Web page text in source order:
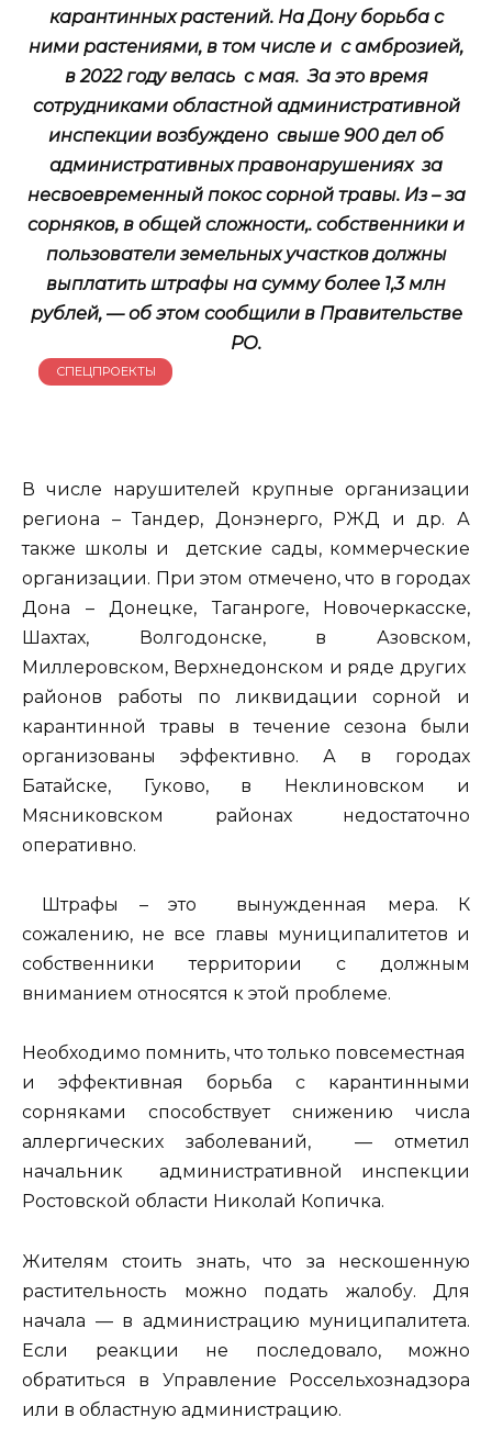
карантинных растений. На Дону борьба с
ними растениями, в том числе и с амброзией,
в 2022 году велась с мая. За это время
сотрудниками областной административной
инспекции возбуждено свыше 900 дел об
административных правонарушениях за
несвоевременный покос сорной травы. Из – за
сорняков, в общей сложности,. собственники и
пользователи земельных участков должны
выплатить штрафы на сумму более 1,3 млн
рублей, — об этом сообщили в Правительстве
РО.
СПЕЦПРОЕКТЫ
В числе нарушителей крупные организации
региона – Тандер, Донэнерго, РЖД и др. А
также школы и детские сады, коммерческие
организации. При этом отмечено, что в городах
Дона – Донецке, Таганроге, Новочеркасске,
Шахтах, Волгодонске, в Азовском,
Миллеровском, Верхнедонском и ряде других
районов работы по ликвидации сорной и
карантинной травы в течение сезона были
организованы эффективно. А в городах
Батайске, Гуково, в Неклиновском и
Мясниковском районах недостаточно
оперативно.
Штрафы – это вынужденная мера. К
сожалению, не все главы муниципалитетов и
собственники территории с должным
вниманием относятся к этой проблеме.
Необходимо помнить, что только повсеместная
и эффективная борьба с карантинными
сорняками способствует снижению числа
аллергических заболеваний, — отметил
начальник административной инспекции
Ростовской области Николай Копичка.
Жителям стоить знать, что за нескошенную
растительность можно подать жалобу. Для
начала — в администрацию муниципалитета.
Если реакции не последовало, можно
обратиться в Управление Россельхознадзора
или в областную администрацию.